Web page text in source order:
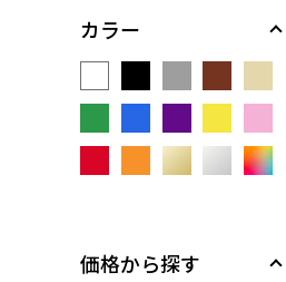
カラー
価格から探す